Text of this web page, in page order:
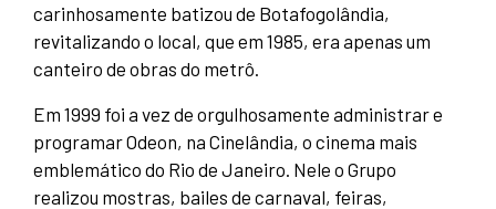
carinhosamente batizou de Botafogolândia,
revitalizando o local, que em 1985, era apenas um
canteiro de obras do metrô.
Em 1999 foi a vez de orgulhosamente administrar e
programar Odeon, na Cinelândia, o cinema mais
emblemático do Rio de Janeiro. Nele o Grupo
realizou mostras, bailes de carnaval, feiras,